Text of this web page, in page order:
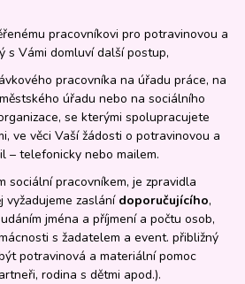
pracovníkovi pro potravinovou a
s Vámi domluví další postup,
pracovníka na úřadu práce, na
úřadu nebo na sociálního
se kterými spolupracujete
ve věci Vaší žádosti o potravinovou a
– telefonicky nebo mailem.
sociální pracovníkem, je zpravidla
vyžadujeme zaslání doporučujícího,
jména a příjmení a počtu osob,
s žadatelem a event. přibližný
potravinová a materiální pomoc
rodina s dětmi apod.).